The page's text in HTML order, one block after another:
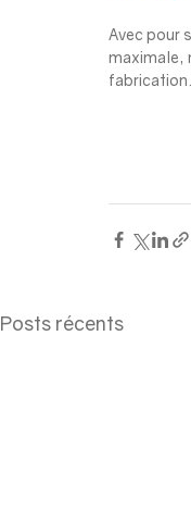
Avec pour
maximale,
fabrication.
Posts récents